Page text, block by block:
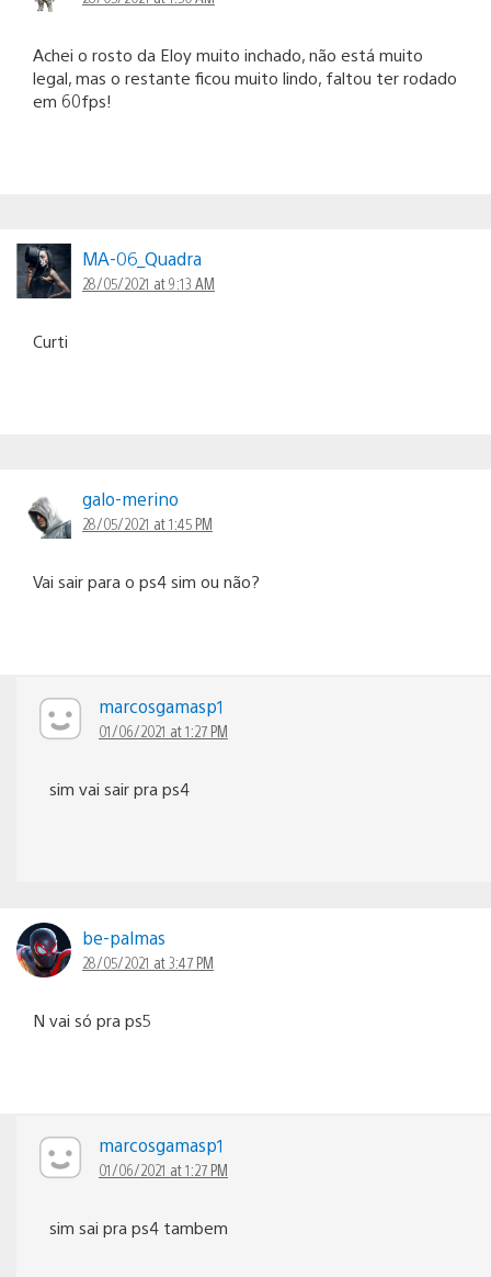
Achei o rosto da Eloy muito inchado, não está muito
legal, mas o restante ficou muito lindo, faltou ter rodado
em 60fps!
MA-06_Quadra
28/05/2021 at 9:13 AM
Curti
galo-merino
28/05/2021 at 1:45 PM
Vai sair para o ps4 sim ou não?
marcosgamasp1
01/06/2021 at 1:27 PM
sim vai sair pra ps4
be-palmas
28/05/2021 at 3:47 PM
N vai só pra ps5
marcosgamasp1
01/06/2021 at 1:27 PM
sim sai pra ps4 tambem